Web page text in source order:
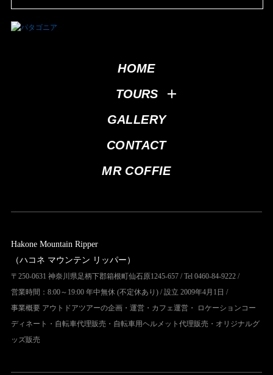
HOME
TOURS
GALLERY
CONTACT
MR COFFIE
Hakone Mountain Ripper
（ハコネ マウンテン リッパー）
〒250-0631 神奈川県足柄下郡箱根町仙石原1245-657 / Tel 0460-84-9222 /
営業時間：8:00～19:00 年中無休 (不定休あり) / 設立 2009年4月1日 /
事業概要 アウトドアツアーの企画・運営・カフェ運営・ ロケーションコー
ディネート・自転車代理販売・自転車用ヘルメット代理販売・オリジナルグ
ッズ販売